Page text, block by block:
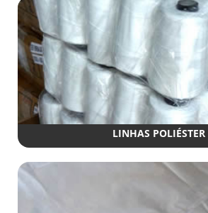
LINHAS POLIÉSTER